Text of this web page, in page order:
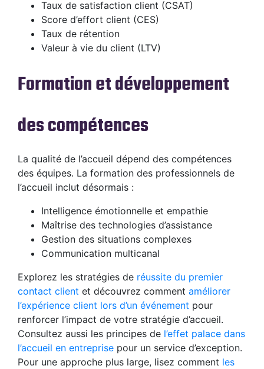
Taux de satisfaction client (CSAT)
Score d’effort client (CES)
Taux de rétention
Valeur à vie du client (LTV)
Formation et développement
des compétences
La qualité de l’accueil dépend des compétences
des équipes. La formation des professionnels de
l’accueil inclut désormais :
Intelligence émotionnelle et empathie
Maîtrise des technologies d’assistance
Gestion des situations complexes
Communication multicanal
Explorez les stratégies de réussite du premier
contact client et découvrez comment améliorer
l’expérience client lors d’un événement pour
renforcer l’impact de votre stratégie d’accueil.
Consultez aussi les principes de l’effet palace dans
l’accueil en entreprise pour un service d’exception.
Pour une approche plus large, lisez comment les